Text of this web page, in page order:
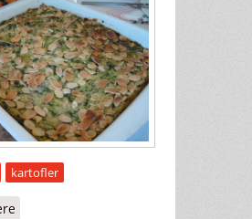
kartofler